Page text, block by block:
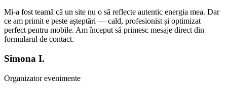
Mi-a fost teamă că un site nu o să reflecte autentic energia mea. Dar
ce am primit e peste așteptări — cald, profesionist și optimizat
perfect pentru mobile. Am început să primesc mesaje direct din
formularul de contact.
Simona I.
Organizator evenimente